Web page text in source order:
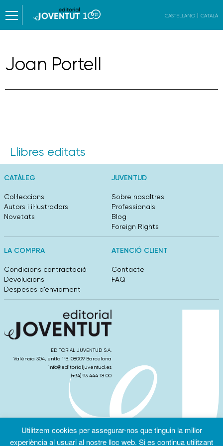
CASTELLANO CATALÀ
Joan Portell
Llibres editats
CATÀLEG
Col·leccions
Autors i il·lustradors
Novetats
JUVENTUD
Sobre nosaltres
Professionals
Blog
Foreign Rights
LA COMPRA
Condicions contractació
Devolucions
Despeses d’enviament
ATENCIÓ CLIENT
Contacte
FAQ
EDITORIAL JUVENTUD S.A.
València 304, entlo 1ºB. 08009 Barcelona
info@editorialjuventud.es
(+34) 93 444 18 00
Condicions
Política de
Política de
cookies
Utilitzem cookies per assegurar-nos que tinguin la millor
experiència al usuari al nostre lloc web. Si es continua utilitzant